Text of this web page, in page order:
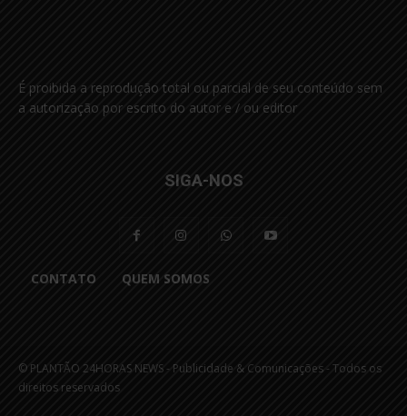
É proibida a reprodução total ou parcial de seu conteúdo sem
a autorização por escrito do autor e / ou editor
SIGA-NOS
CONTATO QUEM SOMOS
© PLANTÃO 24HORAS NEWS - Publicidade & Comunicações - Todos os
direitos reservados